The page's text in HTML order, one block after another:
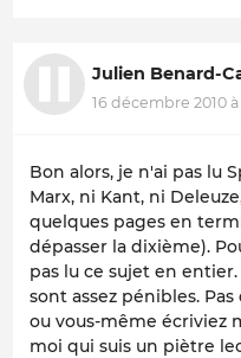
Julien Benard-
16 décembre 2010 à
Bon alors, je n'ai pas lu
Marx, ni Kant, ni
quelques pages en
dépasser la dixième).
pas lu ce sujet en
sont assez pénibles.
ou vous-même écriviez
moi qui suis un piètre